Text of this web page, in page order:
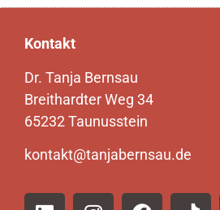
Kontakt
Dr. Tanja Bernsau
Breithardter Weg 34
65232 Taunusstein
kontakt@tanjabernsau.de